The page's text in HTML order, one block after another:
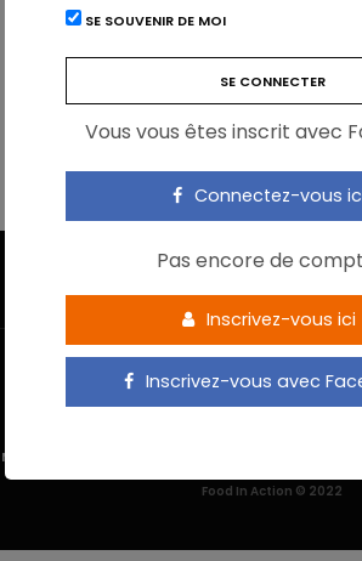
SE SOUVENIR DE MOI
Vous vous êtes inscrit avec
Connectez-vous
Pas encore de
Inscrivez-vous ici
Inscrivez-vous avec
Food In Action © 2022